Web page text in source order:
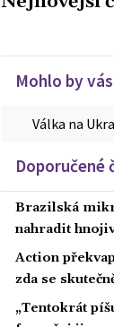
Mohlo by
Válka na
Doporučené
Brazilská
nahradit
Action
zda se
„Tentokrát